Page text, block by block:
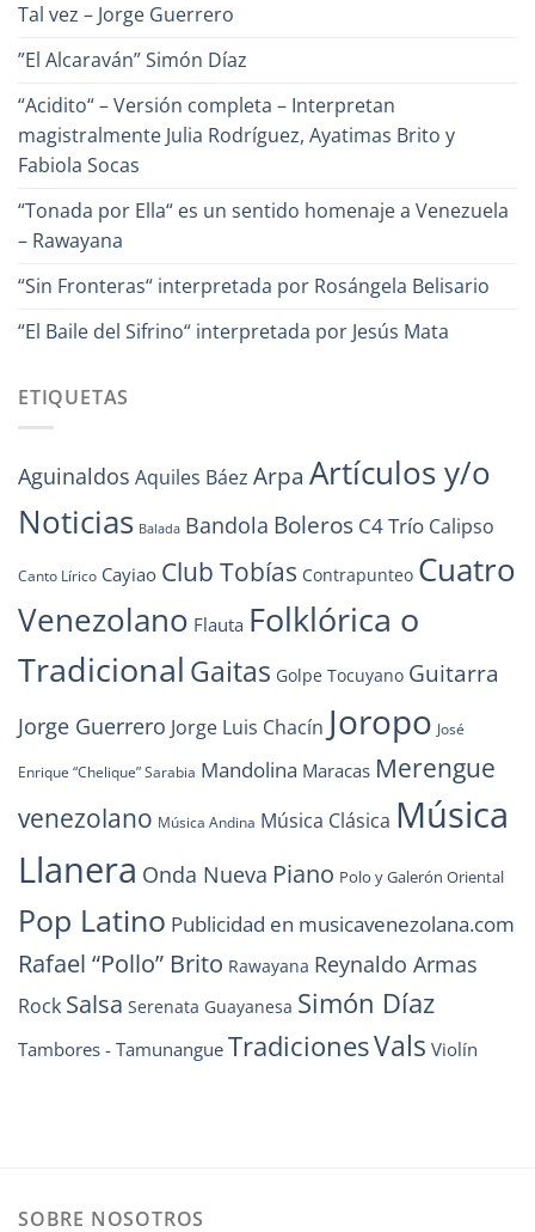
Tal vez – Jorge Guerrero
”El Alcaraván” Simón Díaz
“Acidito“ – Versión completa – Interpretan
magistralmente Julia Rodríguez, Ayatimas Brito y
Fabiola Socas
“Tonada por Ella“ es un sentido homenaje a Venezuela
– Rawayana
“Sin Fronteras“ interpretada por Rosángela Belisario
“El Baile del Sifrino“ interpretada por Jesús Mata
ETIQUETAS
Aguinaldos Aquiles Báez Arpa Artículos y/o
Noticias Balada Bandola Boleros C4 Trío Calipso
Canto Lírico Cayiao Club Tobías Contrapunteo Cuatro
Venezolano Flauta Folklórica o
Tradicional Gaitas Golpe Tocuyano Guitarra
Jorge Guerrero Jorge Luis Chacín Joropo José
Enrique “Chelique” Sarabia Mandolina Maracas Merengue
venezolano Música Andina Música Clásica Música
Llanera Onda Nueva Piano Polo y Galerón Oriental
Pop Latino Publicidad en musicavenezolana.com
Rafael “Pollo” Brito Rawayana Reynaldo Armas
Rock Salsa Serenata Guayanesa Simón Díaz
Tambores - Tamunangue TradicionesVals Violín
SOBRE NOSOTROS